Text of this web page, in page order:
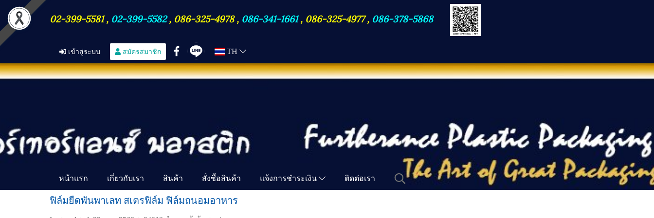
02-399-5581, 02-399-5582, 086-325-4978, 086-341-1661, 086-325-4977, 086-378-5868
เข้าสู่ระบบ สมัครสมาชิก TH
หน้าแรก เกี่ยวกับเรา สินค้า สั่งซื้อสินค้า แจ้งการชำระเงิน ติดต่อเรา
ฟิล์มยืดพันพาเลท สเตรฟิล์ม ฟิล์มถนอมอาหาร